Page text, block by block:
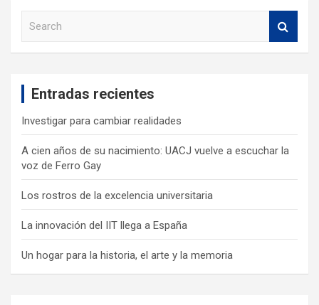
Entradas recientes
Investigar para cambiar realidades
A cien años de su nacimiento: UACJ vuelve a escuchar la
voz de Ferro Gay
Los rostros de la excelencia universitaria
La innovación del IIT llega a España
Un hogar para la historia, el arte y la memoria